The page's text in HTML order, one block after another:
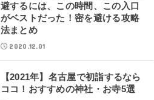
避するには、この時間、この入口
がベストだった！密を避ける攻略
法まとめ
2020.12.01
【2021年】名古屋で初詣するなら
ココ！おすすめの神社・お寺5選